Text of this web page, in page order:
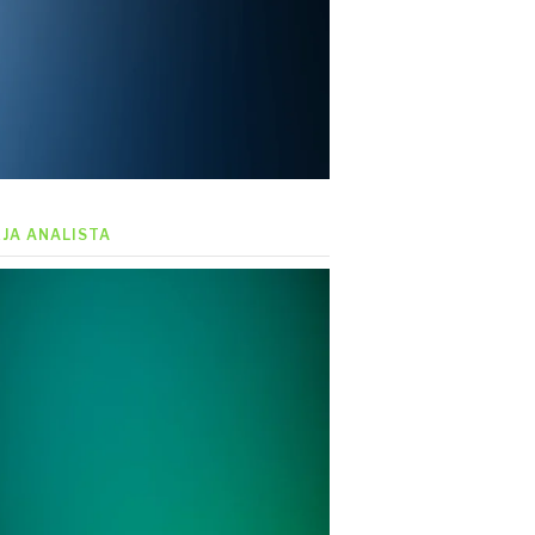
ANALISTA